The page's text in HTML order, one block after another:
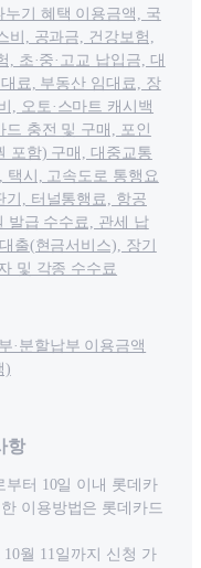
기 혜택 이용금액, 국
비, 공과금, 건강보험,
초·중·고교 납입금, 대
료, 부동산 임대료, 장
, 오토·스마트 캐시백
드 충전 및 구매, 포인
포함) 구매, 대중교통
택시, 고속도로 통행요
기, 터널통행료, 항공
발급 수수료, 관세 납
출(현금서비스), 장기
및 각종 수수료
·분할납부 이용금액
)
항
부터 10일 이내 롯데카
이용방법은 롯데카드
월 11일까지 신청 가